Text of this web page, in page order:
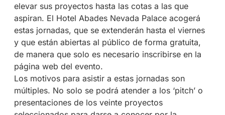
elevar sus proyectos hasta las cotas a las que
aspiran. El Hotel Abades Nevada Palace acogerá
estas jornadas, que se extenderán hasta el viernes
y que están abiertas al público de forma gratuita,
de manera que solo es necesario inscribirse en la
página web del evento.
Los motivos para asistir a estas jornadas son
múltiples. No solo se podrá atender a los ‘pitch’ o
presentaciones de los veinte proyectos